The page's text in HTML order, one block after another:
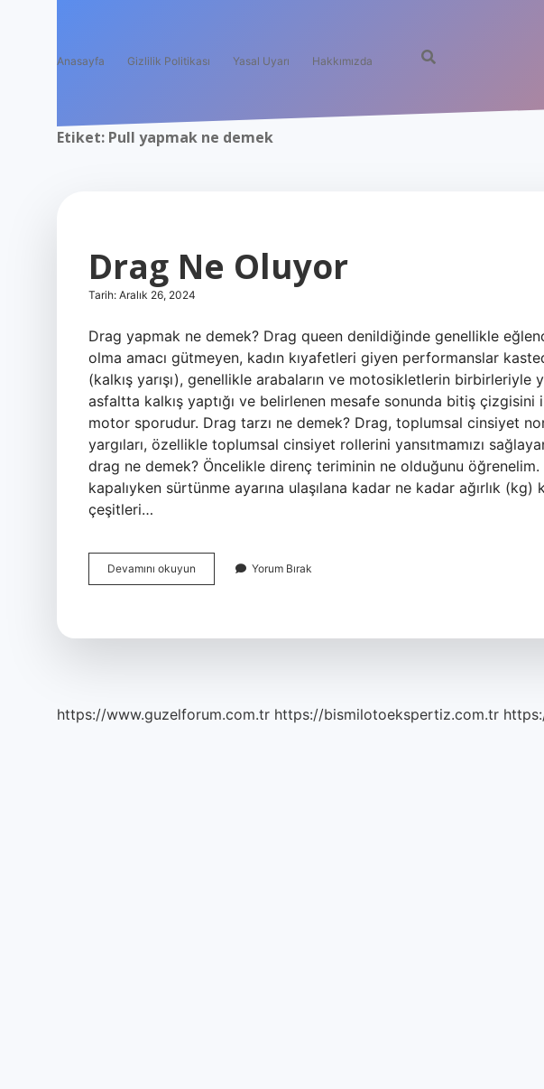
Anasayfa Gizlilik Politikası Yasal Uyarı Hakkımızda
Etiket: Pull yapmak ne demek
Drag Ne Oluyor
Tarih: Aralık 26, 2024
Drag yapmak ne demek? Drag queen denildiğinde genellikle
olma amacı gütmeyen, kadın kıyafetleri giyen performanslar
(kalkış yarışı), genellikle arabaların ve motosikletlerin birbirleriyle
asfaltta kalkış yaptığı ve belirlenen mesafe sonunda bitiş çizgisini
motor sporudur. Drag tarzı ne demek? Drag, toplumsal cinsiyet
yargıları, özellikle toplumsal cinsiyet rollerini yansıtmamızı
drag ne demek? Öncelikle direnç teriminin ne olduğunu
kapalıyken sürtünme ayarına ulaşılana kadar ne kadar ağırlık
çeşitleri…
Devamını okuyun
Ne
Yorum Bırak
https://www.guzelforum.com.tr https://bismilotoekspertiz.com.tr